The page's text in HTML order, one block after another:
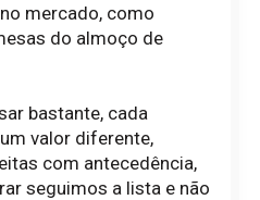
mercado, como
do almoço de
bastante, cada
valor diferente,
com antecedência,
seguimos a lista e não